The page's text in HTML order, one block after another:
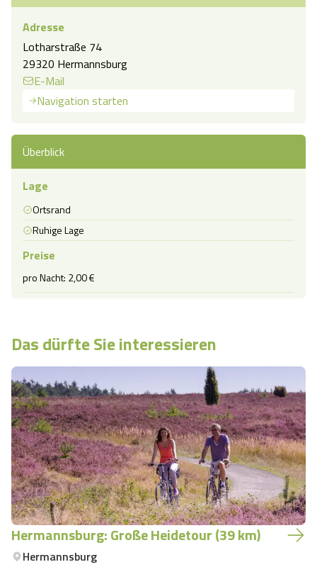
Das dürfte Sie interessieren
Hermannsburg: Große Heidetour (39 km)
Hermannsburg
Adresse
Lotharstraße 74
29320 Hermannsburg
E-Mail
Navigation starten
Überblick
Lage
Ortsrand
Ruhige Lage
Preise
pro Nacht: 2,00 €